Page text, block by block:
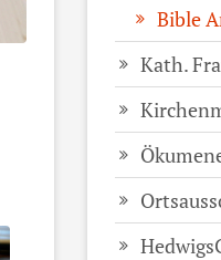
Bible
Kath.